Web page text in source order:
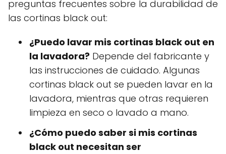
preguntas frecuentes sobre la durabilidad de
las cortinas black out:
¿Puedo lavar mis cortinas black out en
la lavadora? Depende del fabricante y
las instrucciones de cuidado. Algunas
cortinas black out se pueden lavar en la
lavadora, mientras que otras requieren
limpieza en seco o lavado a mano.
¿Cómo puedo saber si mis cortinas
black out necesitan ser